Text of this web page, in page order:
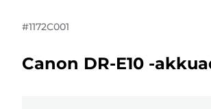
#1172C001
Canon DR-E10 -